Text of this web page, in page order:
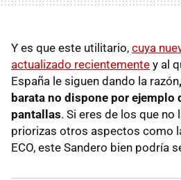
Y es que este utilitario, cuya
actualizado recientemente y al
España le siguen dando la razón
barata no dispone por ejemplo
pantallas. Si eres de los que no
priorizas otros aspectos como
ECO, este Sandero bien podría